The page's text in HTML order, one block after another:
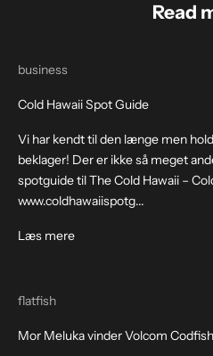
Read
business
Cold Hawaii Spot Guide
Vi har kendt til den længe men
beklager! Der er ikke så meget
spotguide til The Cold Hawaii –
www.coldhawaiispotg...
Læs mere
flatfish
Mor Meluka vinder Volcom